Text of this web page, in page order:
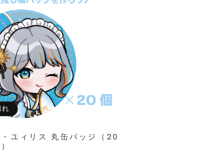
ユィリス 丸缶バッジ（20